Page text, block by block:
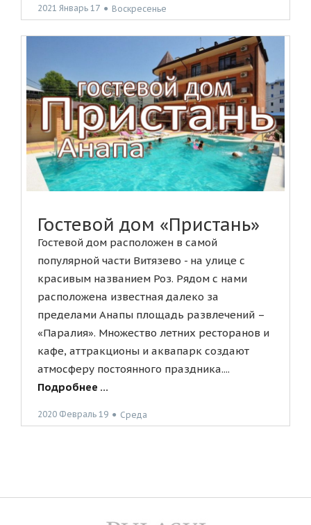
2021 Январь 17 ● Воскресенье
Гостевой дом «Пристань»
Гостевой дом расположен в самой
популярной части Витязево - на улице с
красивым названием Роз. Рядом с нами
расположена известная далеко за
пределами Анапы площадь развлечений –
«Паралия». Множество летних ресторанов и
кафе, аттракционы и аквапарк создают
атмосферу постоянного праздника....
Подробнее ...
2020 Февраль 19 ● Среда